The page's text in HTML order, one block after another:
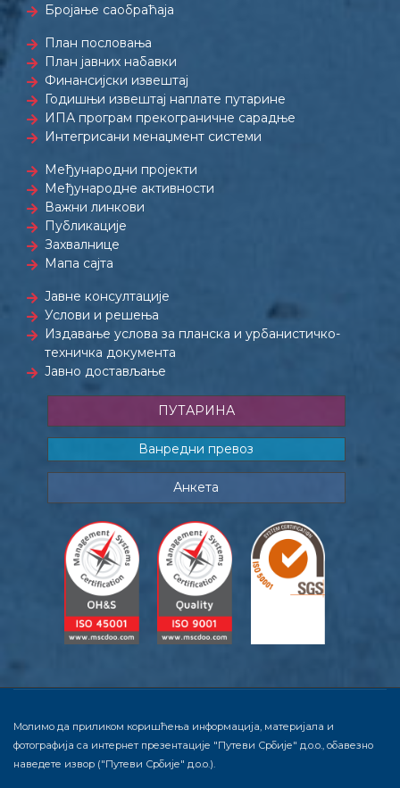
Бројање саобраћаја
План пословања
План јавних набавки
Финансијски извештај
Годишњи извештај наплате путарине
ИПА програм прекограничне сарадње
Интегрисани менаџмент системи
Међународни пројекти
Међународне активности
Важни линкови
Публикације
Захвалнице
Мапа сајта
Јавне консултације
Услови и решења
Издавање услова за планска и урбанистичко-
техничка документа
Јавно достављање
ПУТАРИНА
Ванредни превоз
Анкета
Молимо да приликом коришћења информација, материјала и
фотографија са интернет презентације "Путеви Србије" д.о.о., обавезно
наведете извор ("Путеви Србије" д.о.о.).